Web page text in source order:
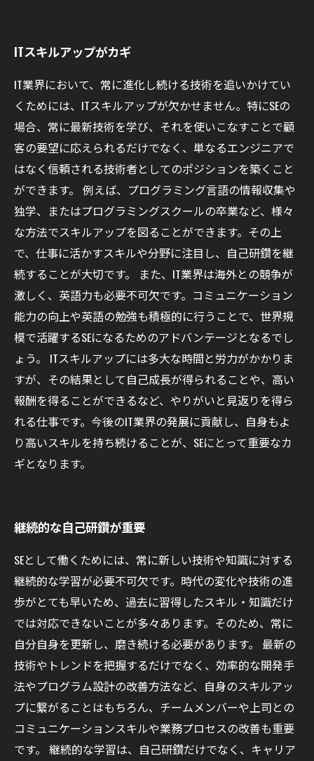
ITスキルアップがカギ
IT業界において、常に進化し続ける技術を追いかけてい
くためには、ITスキルアップが欠かせません。特にSEの
場合、常に最新技術を学び、それを使いこなすことで顧
客の要望に応えられるだけでなく、単なるエンジニアで
はなく信頼される技術者としてのポジションを築くこと
ができます。 例えば、プログラミング言語の情報収集や
独学、またはプログラミングスクールの卒業など、様々
な方法でスキルアップを図ることができます。その上
で、仕事に活かすスキルや分野に注目し、自己研鑽を継
続することが大切です。 また、IT業界は海外との競争が
激しく、英語力も必要不可欠です。コミュニケーション
能力の向上や英語の勉強も積極的に行うことで、世界規
模で活躍するSEになるためのアドバンテージとなるでし
ょう。 ITスキルアップには多大な時間と労力がかかりま
すが、その結果として自己成長が得られることや、高い
報酬を得ることができるなど、やりがいと見返りを得ら
れる仕事です。今後のIT業界の発展に貢献し、自身もよ
り高いスキルを持ち続けることが、SEにとって重要なカ
ギとなります。
継続的な自己研鑽が重要
SEとして働くためには、常に新しい技術や知識に対する
継続的な学習が必要不可欠です。時代の変化や技術の進
歩がとても早いため、過去に習得したスキル・知識だけ
では対応できないことが多々あります。そのため、常に
自分自身を更新し、磨き続ける必要があります。 最新の
技術やトレンドを把握するだけでなく、効率的な開発手
法やプログラム設計の改善方法など、自身のスキルアッ
プに繋がることはもちろん、チームメンバーや上司との
コミュニケーションスキルや業務プロセスの改善も重要
です。 継続的な学習は、自己研鑽だけでなく、キャリア